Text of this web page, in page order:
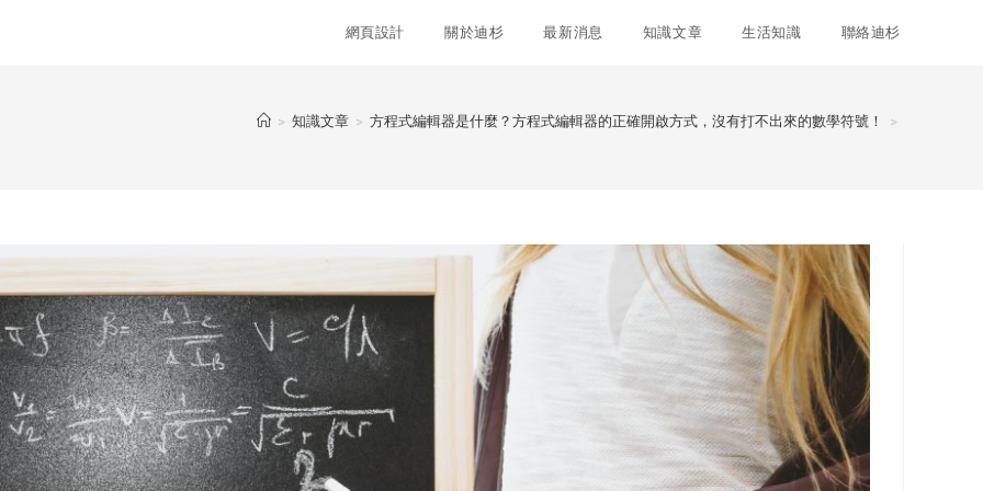
網頁設計 關於迪杉 最新消息 知識文章 生活知識 聯絡迪杉
> 知識文章 > 方程式編輯器是什麼？方程式編輯器的正確開啟方式，沒有打不出來的數學符號！ >